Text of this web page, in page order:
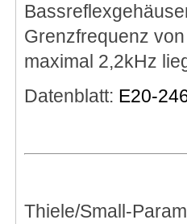
Grenzfrequenz
maximal 2,2kHz
Datenblatt: E20-
Thiele/Small-